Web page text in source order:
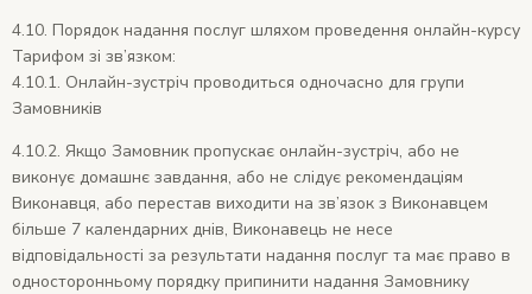
4.10. Порядок надання послуг шляхом проведення онлайн-курсу
Тарифом зі зв’язком:
4.10.1. Онлайн-зустріч проводиться одночасно для групи
Замовників
4.10.2. Якщо Замовник пропускає онлайн-зустріч, або не
виконує домашнє завдання, або не слідує рекомендаціям
Виконавця, або перестав виходити на зв’язок з Виконавцем
більше 7 календарних днів, Виконавець не несе
відповідальності за результати надання послуг та має право в
односторонньому порядку припинити надання Замовнику